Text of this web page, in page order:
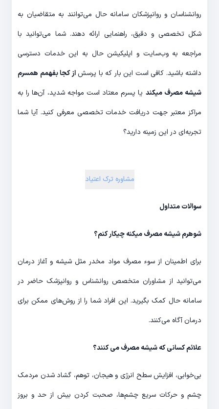
روانشناسان و روانپزشکان سامانه حال می‌توانند به متقاضیان به
شکل تخصصی و دقیق، راهنمایی ارائه دهند. شما می‌توانید با
مراجعه به وب‌سایت و اپلیکیشن حال به این خدمات دسترسی
داشته باشید. کافی است این بار که با پرسشاز کجا بفهمم همسرم
شیشه مصرف میکند یا پسرم معتاد است مواجه شدید، آن‌ها را به
مراکز معتبر جهت دریافت خدمات تخصصی معرفی کنید. آیا شما
تجربه‌ای در این زمینه دارید؟
مشاوره ترک اعتیاد
سوالات متداول
شوهرم شیشه مصرف میکنه چیکار کنم؟
برای اطمینان از سوء مصرف مواد مخدر مثل شیشه و آغاز درمان
می‌توانید از مشاوران متخصص روانشناس و روانپزشک حاضر در
سامانه حال کمک بگیرید. این افراد شما را از روش‌های ممکن برای
درمان آگاه می‌کنند.
علائم کسانی که شیشه مصرف می کنند؟
بی‌خوابی، افزایش سطح انرژی و هیجان، توهم، گشاد شدن مردمک
چشم و حرکات سریع چشم‌ها، صحبت کردن بیش از حد و بروز